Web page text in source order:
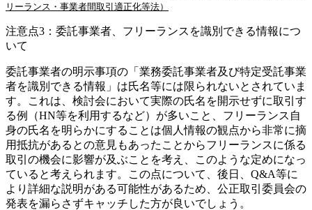
リーランス・事業者間取引適正化等法）
注意点3 ：委託事業者、フリーランスを識別できる情報につ
いて
委託事業者の明示事項の「業務委託事業者及び特定受託事業
者を識別できる情報」は氏名等には限られないとされていま
す。これは、検討会において実際の氏名を開示せずに取引す
る例（HN等を利用するなど）が多いこと、フリーランス自
身の氏名を明らかにすることは個人情報の観点から非常に摘
用抵抗があるとの意見もあったことからフリーランスに係る
取引の機会に影響が及ぶことを考え、このような定めになっ
ていると考えられます。この点について、後日、Q&A等に
より詳細な説明がある可能性があるため、公正取引委員会の
発表を漏らさずキャッチした方が良いでしょう。